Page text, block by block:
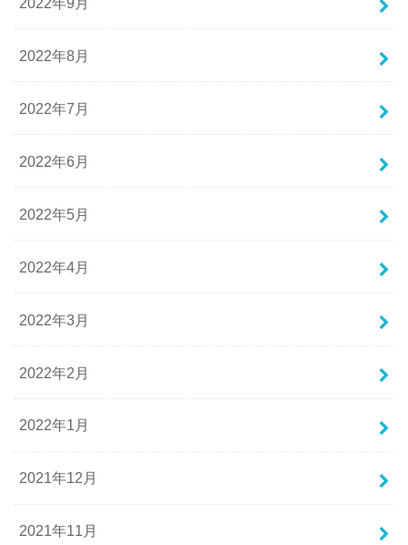
2022年8月
2022年7月
2022年6月
2022年5月
2022年4月
2022年3月
2022年2月
2022年1月
2021年12月
2021年11月